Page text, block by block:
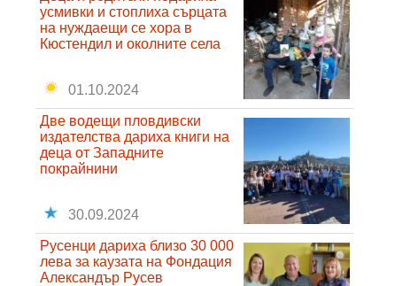
усмивки и стоплиха сърцата
на нуждаещи се хора в
Кюстендил и околните села
01.10.2024
Две водещи пловдивски
издателства дариха книги на
деца от Западните
покрайнини
30.09.2024
Русенци дариха близо 30 000
лева за каузата на Фондация
Александър Русев